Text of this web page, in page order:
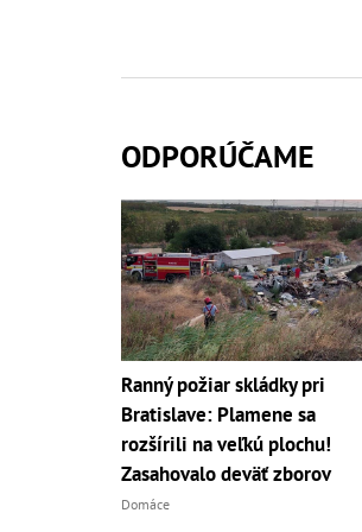
ODPORÚČAME
Ranný požiar skládky pri
Bratislave: Plamene sa
rozšírili na veľkú plochu!
Zasahovalo deväť zborov
Domáce